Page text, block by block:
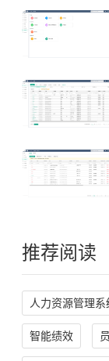
推荐阅读
人力资源管理系
智能绩效